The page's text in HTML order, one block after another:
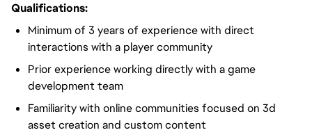
Qualifications:
Minimum of 3 years of experience with direct
interactions with a player community
Prior experience working directly with a game
development team
Familiarity with online communities focused on 3d
asset creation and custom content